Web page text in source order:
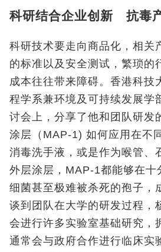
科研结合企业创新 抗毒
科研技术要走向商品化，相关
的标准以及安全测试，繁琐的
成本往往带来障碍。香港科技
程学系兼环境及可持续发展学
讨会上，分享了他和团队研发
涂层（MAP-1) 如何应用在不
消毒洗手液，或是作为喉管、
外层涂层，MAP-1都能够在十
细菌甚至极难被杀死的孢子，
谈到团队在大学的研发过程，
会进行许多实验室基础研究，
通常会与政府合作进行临床实